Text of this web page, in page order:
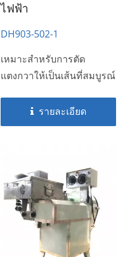
ไฟฟ้า
DH903-502-1
เหมาะสำหรับการตัด
แตงกวาให้เป็นเส้นที่สมบูรณ์
รายละเอียด